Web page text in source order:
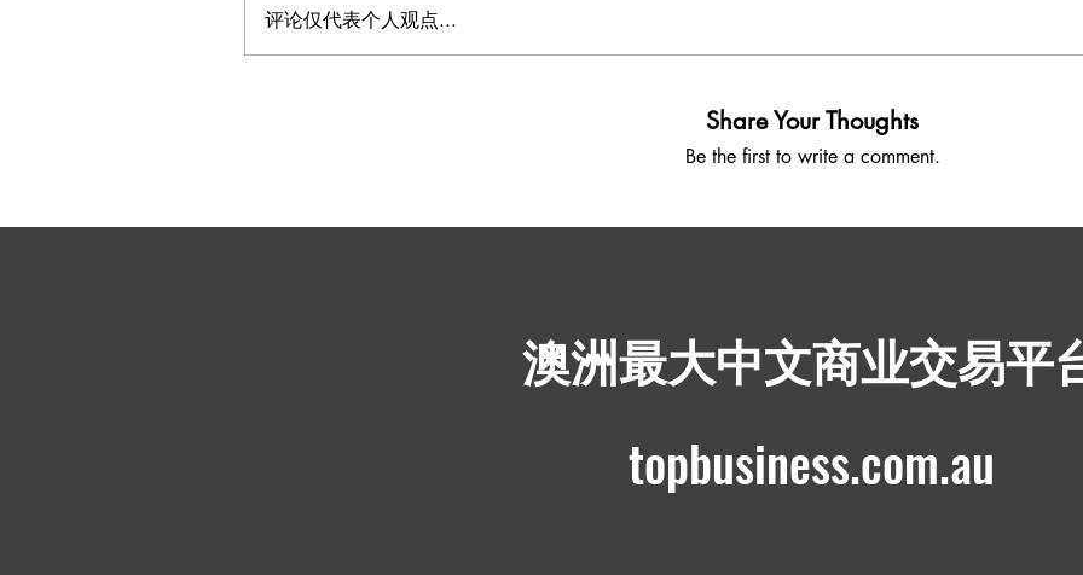
评论仅代表个人观点...
Share Your Thoughts
Be the first to write a comment.
澳洲最大中文商业交易平
topbusiness.com.au